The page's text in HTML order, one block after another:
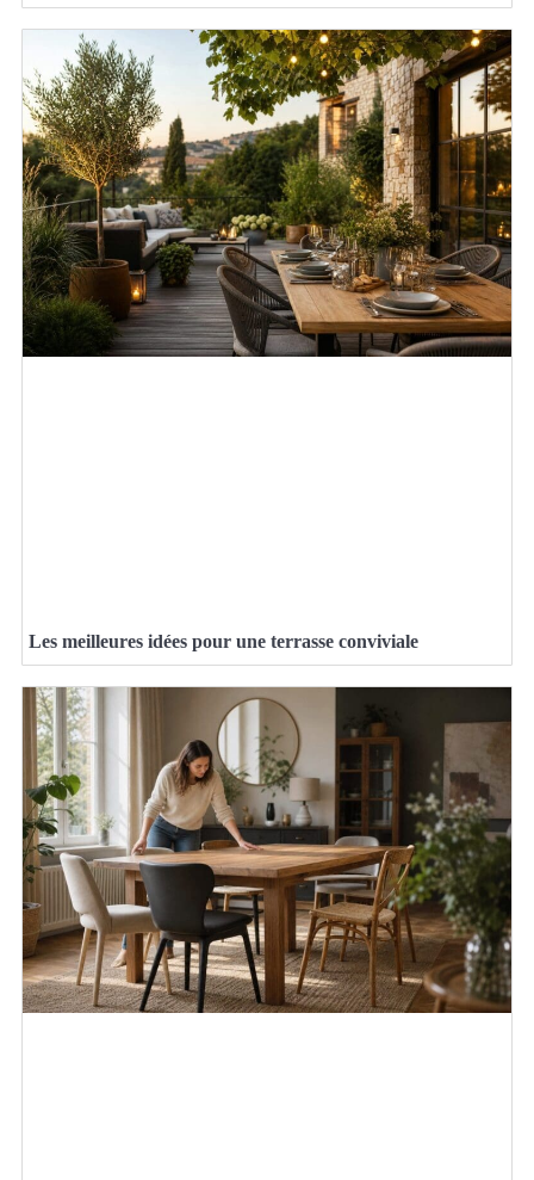
Les meilleures idées pour une terrasse conviviale